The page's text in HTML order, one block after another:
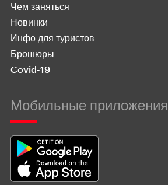
Чем заняться
Новинки
Инфо для туристов
Брошюры
Covid-19
Мобильные приложения